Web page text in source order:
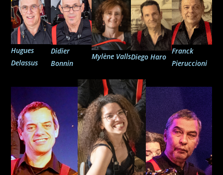
Hugues
Delassus
Didier
Bonnin
Mylène VallsDiego Haro
Franck
Pieruccioni